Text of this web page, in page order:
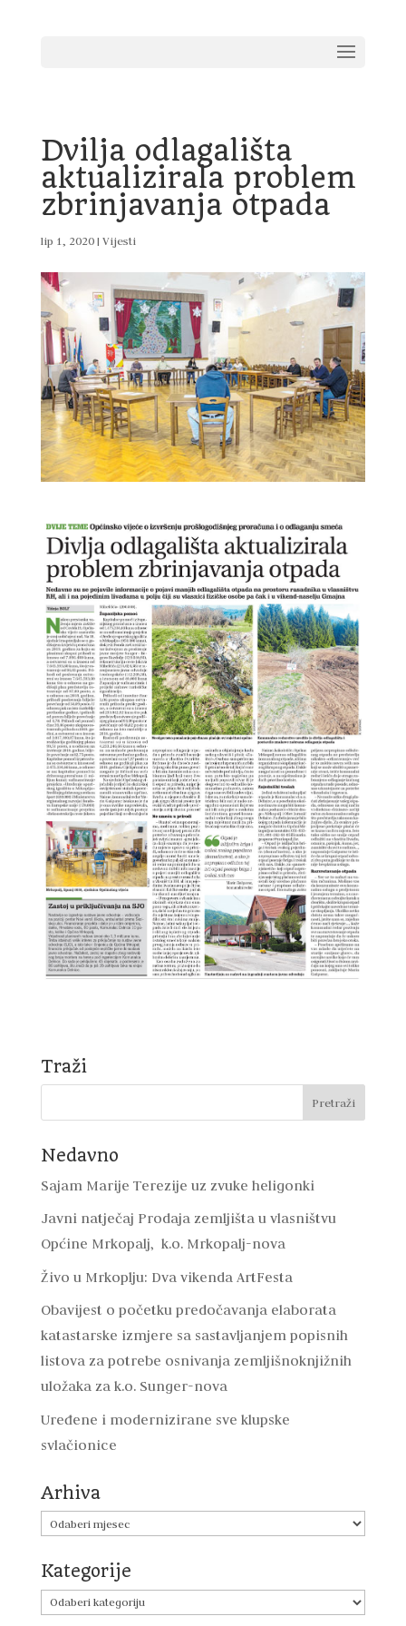
Dvilja odlagališta
aktualizirala problem
zbrinjavanja otpada
lip 1, 2020| Vijesti
Traži
Nedavno
Sajam Marije Terezije uz zvuke heligonki
Javni natječaj Prodaja zemljišta u vlasništvu
Općine Mrkopalj, k.o. Mrkopalj-nova
Živo u Mrkoplju: Dva vikenda ArtFesta
Obavijest o početku predočavanja elaborata
katastarske izmjere sa sastavljanjem popisnih
listova za potrebe osnivanja zemljišnoknjižnih
uložaka za k.o. Sunger-nova
Uređene i modernizirane sve klupske
svlačionice
Arhiva
Arhiva
Kategorije
Kategorije